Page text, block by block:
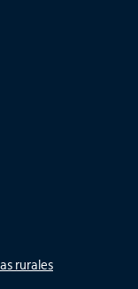
rurales